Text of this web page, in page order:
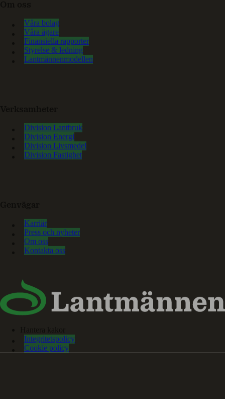
Våra bolag
Våra ägare
Finansiella rapporter
Styrelse & ledning
Lantmännenmodellen
Division Lantbruk
Division Energi
Division Livsmedel
Division Fastighet
Karriär
Press och nyheter
Om oss
Kontakta oss
Integritetspolicy
Cookie policy